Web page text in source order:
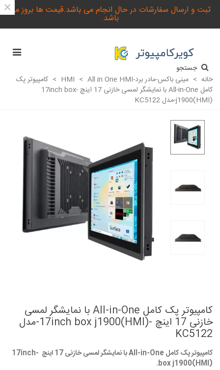
ثبت و ارسال سفارشات در حال انجام می باشد.قیمت ها بروز می
باشد.
×
جستجو
خانه > مینی باکس-مادر برد-HMI > All in One HMI
> کامپیوتر پک
کامل All-in-One با نمایشگر لمسی خازنی 17 اینچ -17inch box
j1900(HMI)-مدل KC5122
کامپیوتر پک کامل All-in-One با نمایشگر لمسی
خازنی 17 اینچ -17inch box j1900(HMI)-مدل
KC5122
کامپیوتر پک کامل All-in-One با نمایشگر لمسی خازنی 17 اینچ -17inch
box j1900(HMI).